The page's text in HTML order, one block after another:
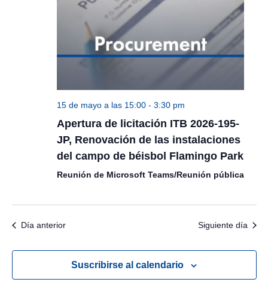
15 de mayo a las 15:00- 3:30 pm
Apertura de licitación ITB 2026-195-
JP, Renovación de las instalaciones
del campo de béisbol Flamingo Park
Reunión de Microsoft Teams/Reunión pública
Día anterior Siguiente día
Suscribirse al calendario